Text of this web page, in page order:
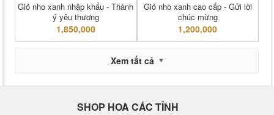
Giỏ nho xanh nhập khẩu - Thành
ý yêu thương
1,850,000
Giỏ nho xanh cao cấp - Gửi lời
chúc mừng
1,200,000
Xem tất cả
SHOP HOA CÁC TỈNH